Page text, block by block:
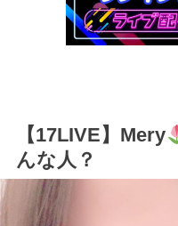
【17LIVE】Mery
んな人？